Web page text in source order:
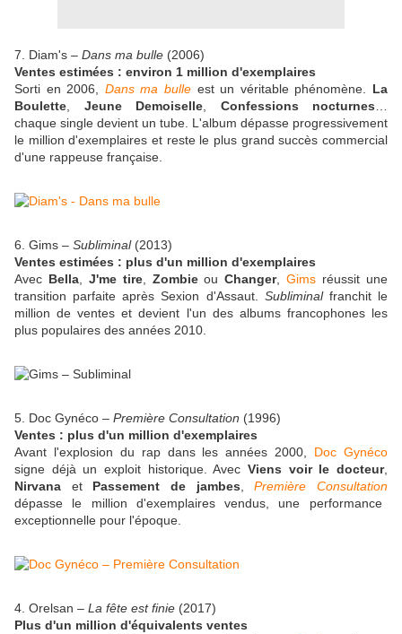
7. Diam's – Dans ma bulle (2006)
Ventes estimées : environ 1 million d'exemplaires
Sorti en 2006, Dans ma bulle est un véritable phénomène. La
Boulette
Jeune Demoiselle Confessions nocturnes
chaque single devient un tube. L'album dépasse progressivement
le million d'exemplaires et reste le plus grand succès commercial
d'une rappeuse française.
6. Gims – Subliminal(2013)
Ventes estimées : plus d'un million d'exemplaires
Avec Bella, J'me tire, ZombieouChanger,Gims réussit une
transition parfaite après Sexion d'Assaut. Subliminalfranchit le
million de ventes et devient l'un des albums francophones les
plus populaires des années 2010.
5. Doc Gynéco – Première Consultation (1996)
Ventes : plus d'un million d'exemplaires
Avant l'explosion du rap dans les années 2000, Doc Gynéco
signe déjà un exploit historique. Avec Viens voir le docteur,
Nirvana et Passement de jambes ,Première Consultation
dépasse le million d'exemplaires vendus, une performance
exceptionnelle pour l'époque.
4. Orelsan – La fête est finie (2017)
Plus d'un million d'équivalents ventes